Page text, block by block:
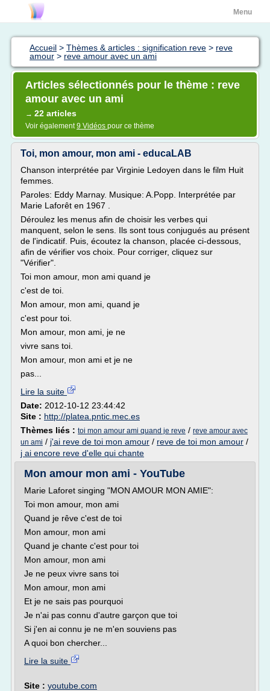
Menu
Accueil > Thèmes & articles : signification reve > reve
amour > reve amour avec un ami
Articles sélectionnés pour le thème : reve
amour avec un ami
→ 22 articles
Voir également9 Vidéos pour ce thème
Toi, mon amour, mon ami - educaLAB
Chanson interprétée par Virginie Ledoyen dans le film Huit
femmes.
Paroles: Eddy Marnay. Musique: A.Popp. Interprétée par
Marie Laforêt en 1967 .
Déroulez les menus afin de choisir les verbes qui
manquent, selon le sens. Ils sont tous conjugués au présent
de l'indicatif. Puis, écoutez la chanson, placée ci-dessous,
afin de vérifier vos choix. Pour corriger, cliquez sur
"Vérifier".
Toi mon amour, mon ami quand je
c'est de toi.
Mon amour, mon ami, quand je
c'est pour toi.
Mon amour, mon ami, je ne
vivre sans toi.
Mon amour, mon ami et je ne
pas...
Lire la suite
Date: 2012-10-12 23:44:42
Site : http://platea.pntic.mec.es
Thèmes liés : toi mon amour ami quand je reve / reve amour avec
un ami / j'ai reve de toi mon amour / reve de toi mon amour /
j ai encore reve d'elle qui chante
Мon amour mon ami - YouTube
Marie Laforet singing "MON AMOUR MON AMIE":
Toi mon amour, mon ami
Quand je rêve c'est de toi
Mon amour, mon ami
Quand je chante c'est pour toi
Mon amour, mon ami
Je ne peux vivre sans toi
Mon amour, mon ami
Et je ne sais pas pourquoi
Je n'ai pas connu d'autre garçon que toi
Si j'en ai connu je ne m'en souviens pas
A quoi bon chercher...
Lire la suite
Site : youtube.com